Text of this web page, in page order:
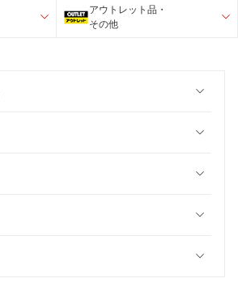
アウトレット品・
その他